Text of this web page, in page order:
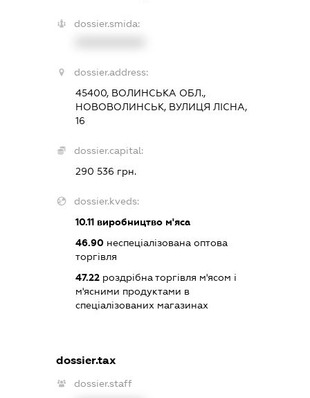
dossier.smida:
dossier.address:
45400, ВОЛИНСЬКА ОБЛ.,
НОВОВОЛИНСЬК, ВУЛИЦЯ ЛІСНА,
16
dossier.capital:
290 536 грн.
dossier.kveds:
10.11виробництво м'яса
46.90неспеціалізована оптова
торгівля
47.22роздрібна торгівля м'ясом і
м'ясними продуктами в
спеціалізованих магазинах
dossier.tax
dossier.staff